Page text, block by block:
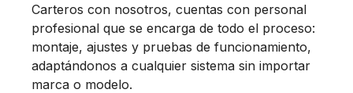
Carteros con nosotros, cuentas con personal
profesional que se encarga de todo el proceso:
montaje, ajustes y pruebas de funcionamiento,
adaptándonos a cualquier sistema sin importar
marca o modelo.